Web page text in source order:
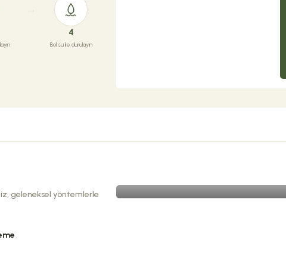
4
Bol su ile durulayın
geleneksel yöntemlerle